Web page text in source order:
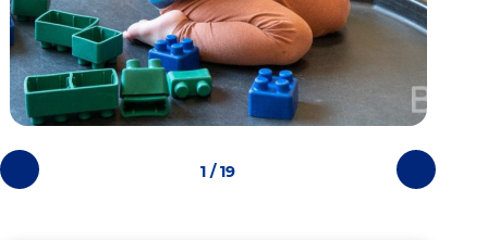
Photos
précédentes
Photos
suivantes
1 / 19